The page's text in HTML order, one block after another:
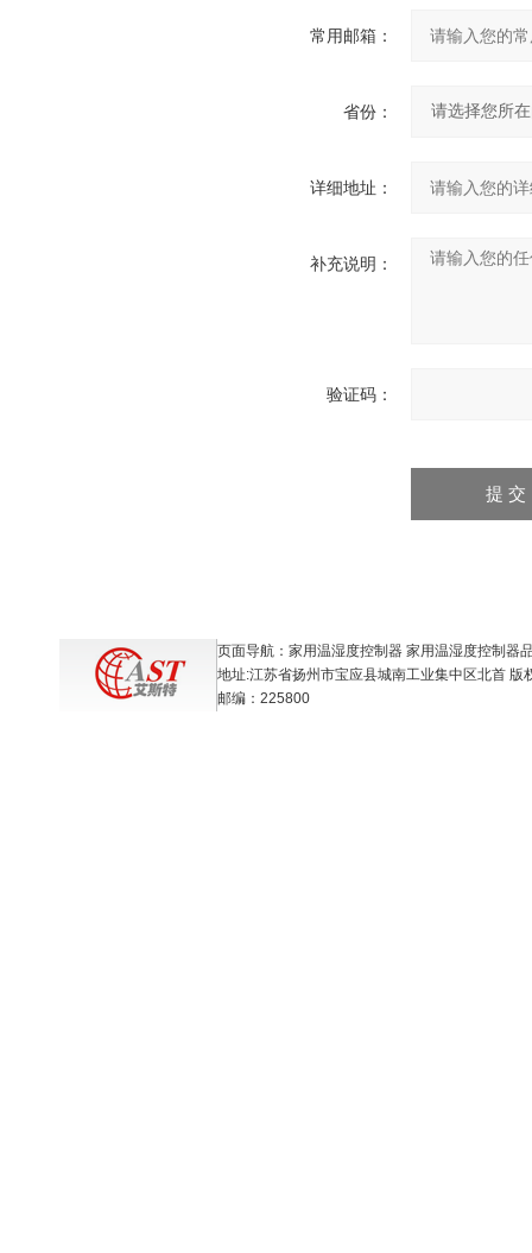
常用邮箱：
省份：
详细地址：
补充说明：
验证码：
页面导航：家用温湿度控制器 家用温湿度控制器
地址:江苏省扬州市宝应县城南工业集中区北首 版
邮编：225800